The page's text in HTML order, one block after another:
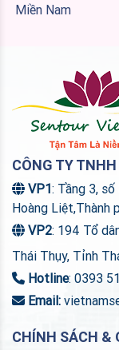
Miền Nam
CÔNG TY
VP1: Tầng 3,
Hoàng Liệt,Thành
VP2: 194 Tổ
Thái Thụy, Tỉnh
Hotline: 0393
Email:
CHÍNH SÁCH &